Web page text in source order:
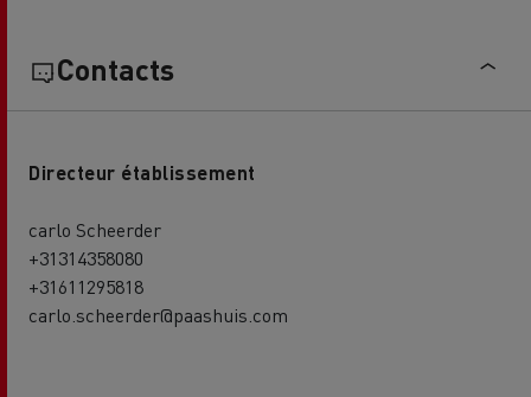
Contacts
Directeur établissement
carlo Scheerder
+31314358080
+31611295818
carlo.scheerder@paashuis.com